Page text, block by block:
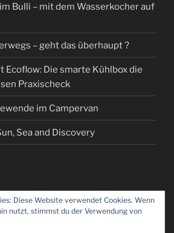
Bulli – mit dem Wasserkocher auf
– geht das überhaupt ?
Ecoflow: Die smarte Kühlbox die
Praxischeck
im Campervan
Sea and Discovery
Diese Website verwendet Cookies. Wenn
nutzt, stimmst du der Verwendung von